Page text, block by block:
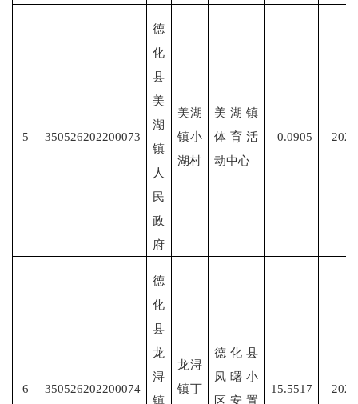
5 350526202200073
德
化
县
美
湖
镇
人
民
政
府
美湖
镇小
湖村
美湖镇
体育活
动中心
0.0905
6 350526202200074
德
化
县
龙
浔
镇
龙浔
镇丁
德化县
凤曙小
区安置
15.5517